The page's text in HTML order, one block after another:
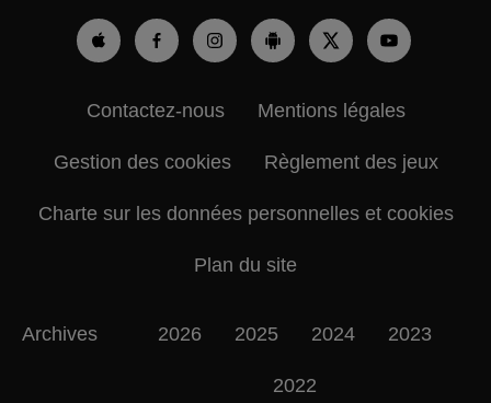
Contactez-nous Mentions légales
Gestion des cookies Règlement des jeux
Charte sur les données personnelles et cookies
Plan du site
Archives 2026 2025 2024 2023
2022